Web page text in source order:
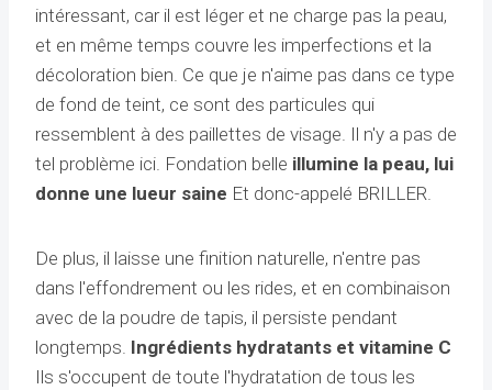
intéressant, car il est léger et ne charge pas la peau,
et en même temps couvre les imperfections et la
décoloration bien. Ce que je n'aime pas dans ce type
de fond de teint, ce sont des particules qui
ressemblent à des paillettes de visage. Il n'y a pas de
tel problème ici. Fondation belle illumine la peau, lui
donne une lueur saine Et donc-appelé BRILLER.
De plus, il laisse une finition naturelle, n'entre pas
dans l'effondrement ou les rides, et en combinaison
avec de la poudre de tapis, il persiste pendant
longtemps. Ingrédients hydratants et vitamine C
Ils s'occupent de toute l'hydratation de tous les